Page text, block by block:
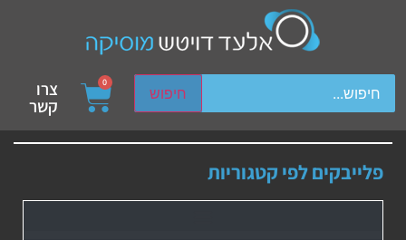
חיפוש
device users, explore by touch or with swipe gestures.
0 צרו
קשר
פלייבקים לפי קטגוריות